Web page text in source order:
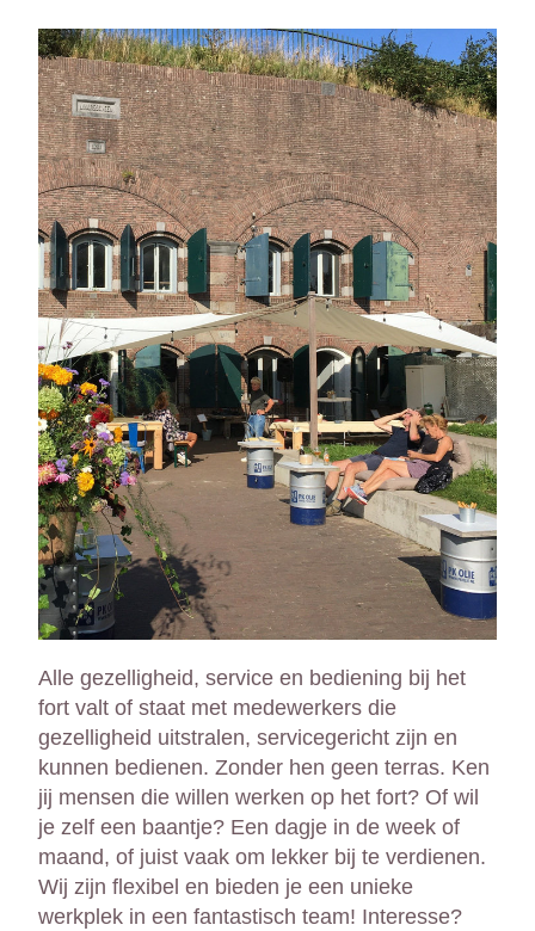
Alle gezelligheid, service en bediening bij het
fort valt of staat met medewerkers die
gezelligheid uitstralen, servicegericht zijn en
kunnen bedienen. Zonder hen geen terras. Ken
jij mensen die willen werken op het fort? Of wil
je zelf een baantje? Een dagje in de week of
maand, of juist vaak om lekker bij te verdienen.
Wij zijn flexibel en bieden je een unieke
werkplek in een fantastisch team! Interesse?